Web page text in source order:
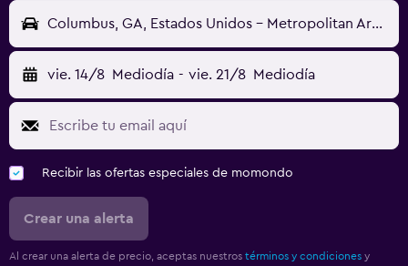
Columbus, GA, Estados Unidos - Metropolitan Area (CSG)
vie. 14/8 Mediodía - vie. 21/8 Mediodía
Recibir las ofertas especiales de momondo
Crear una alerta
Al crear una alerta de precio, aceptas nuestros términos y condiciones y